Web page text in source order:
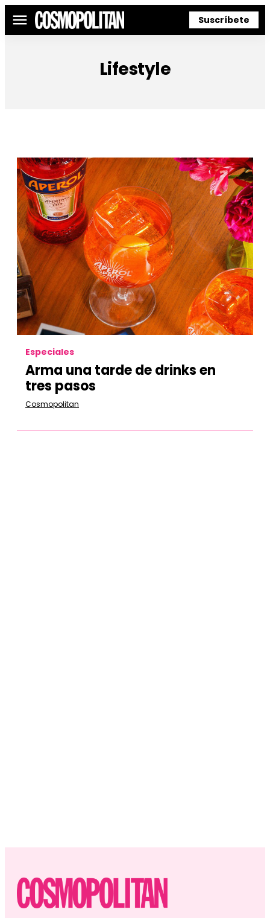
Menú Suscríbete
Lifestyle
Especiales
Arma una tarde de drinks en
tres pasos
Cosmopolitan